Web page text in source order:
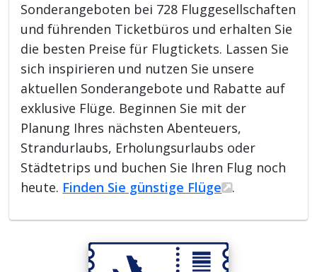
Sonderangeboten bei 728 Fluggesellschaften
und führenden Ticketbüros und erhalten Sie
die besten Preise für Flugtickets. Lassen Sie
sich inspirieren und nutzen Sie unsere
aktuellen Sonderangebote und Rabatte auf
exklusive Flüge. Beginnen Sie mit der
Planung Ihres nächsten Abenteuers,
Strandurlaubs, Erholungsurlaubs oder
Städtetrips und buchen Sie Ihren Flug noch
heute. Finden Sie günstige Flüge .